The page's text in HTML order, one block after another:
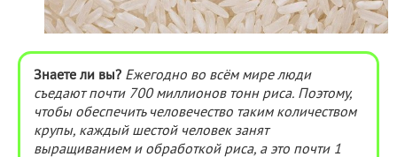
Знаете ли вы? Ежегодно во всём мире люди
съедают почти 700 миллионов тонн риса. Поэтому,
чтобы обеспечить человечество таким количеством
крупы, каждый шестой человек занят
выращиванием и обработкой риса, а это почти 1